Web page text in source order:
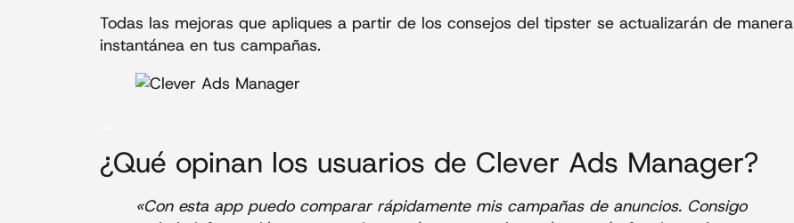
Todas las mejoras que apliques a partir de los consejos del tipster se actualizarán de manera
instantánea en tus campañas.
¿Qué opinan los usuarios de Clever Ads Manager?
«Con esta app puedo comparar rápidamente mis campañas de anuncios. Consigo